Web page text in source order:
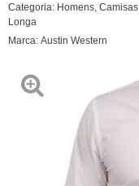
Categoria: Homens Camisas
Longa
Marca: Austin Western